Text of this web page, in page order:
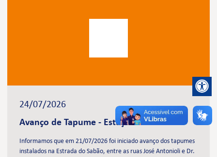
24/07/2026
Avanço de Tapume - Estação Brasilândia
Informamos que em 21/07/2026 foi iniciado avanço dos tapumes
instalados na Estrada do Sabão, entre as ruas José Antonioli e Dr.